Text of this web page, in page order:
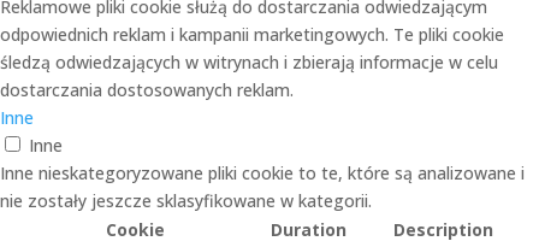
Reklamowe pliki cookie służą do dostarczania odwiedzającym
odpowiednich reklam i kampanii marketingowych. Te pliki cookie
śledzą odwiedzających w witrynach i zbierają informacje w celu
dostarczania dostosowanych reklam.
Inne
Inne
Inne nieskategoryzowane pliki cookie to te, które są analizowane i
nie zostały jeszcze sklasyfikowane w kategorii.
Cookie
Duration
Description